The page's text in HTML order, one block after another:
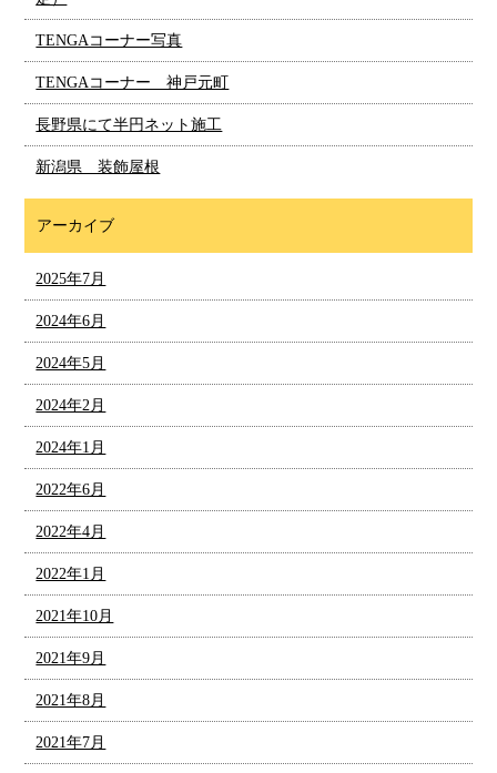
TENGAコーナー写真
TENGAコーナー 神戸元町
長野県にて半円ネット施工
新潟県 装飾屋根
アーカイブ
2025年7月
2024年6月
2024年5月
2024年2月
2024年1月
2022年6月
2022年4月
2022年1月
2021年10月
2021年9月
2021年8月
2021年7月